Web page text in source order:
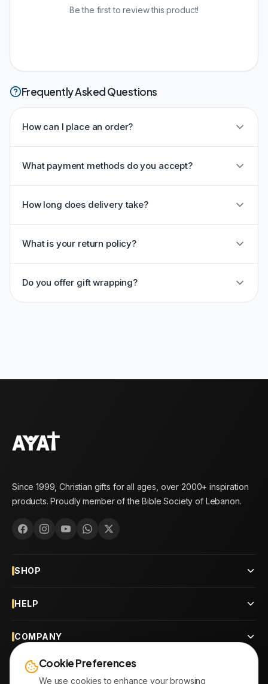
Be the first to review this product!
Frequently Asked Questions
How can I place an order?
What payment methods do you accept?
How long does delivery take?
What is your return policy?
Do you offer gift wrapping?
Since 1999, Christian gifts for all ages, over 2000+ inspiration
products. Proudly member of the Bible Society of Lebanon.
SHOP
HELP
COMPANY
CONTACTCookie Preferences
We use cookies to enhance your browsing